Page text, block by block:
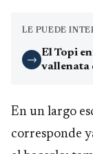
LE PUEDE
→
El Topi
vallenata
En un largo
corresponde